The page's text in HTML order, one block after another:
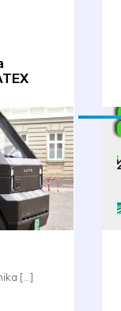
[…]